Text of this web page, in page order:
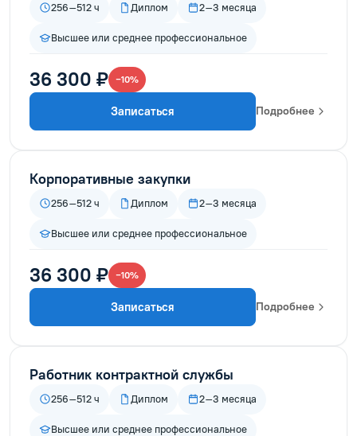
256–512 ч Диплом 2–3 месяца
Высшее или среднее профессиональное
36 300 ₽ −10%
Записаться Подробнее
Корпоративные закупки
256–512 ч Диплом 2–3 месяца
Высшее или среднее профессиональное
36 300 ₽ −10%
Записаться Подробнее
Работник контрактной службы
256–512 ч Диплом 2–3 месяца
Высшее или среднее профессиональное